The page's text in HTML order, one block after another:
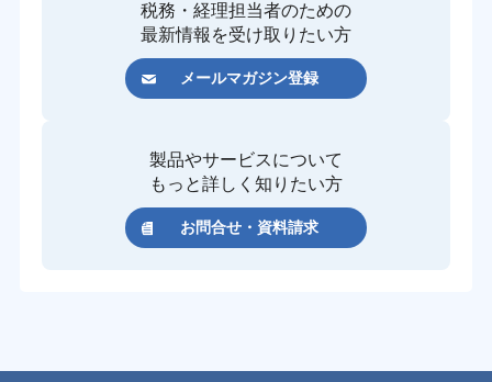
税務・経理担当者のための
最新情報を受け取りたい方
メールマガジン登録
製品やサービスについて
もっと詳しく知りたい方
お問合せ・資料請求